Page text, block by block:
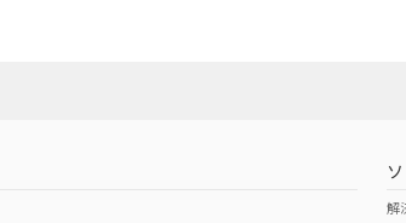
ダウンロード
解